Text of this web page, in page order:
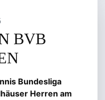
BVB
Bundesliga
Herren am